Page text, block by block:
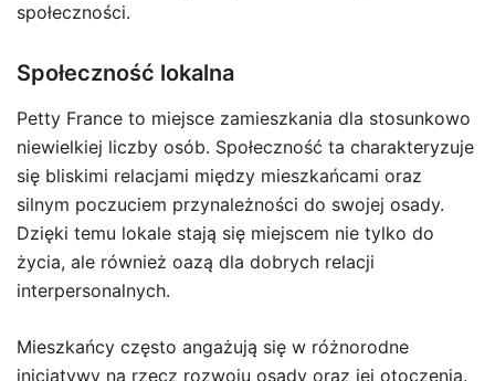
społeczności.
Społeczność lokalna
Petty France to miejsce zamieszkania dla stosunkowo
niewielkiej liczby osób. Społeczność ta charakteryzuje
się bliskimi relacjami między mieszkańcami oraz
silnym poczuciem przynależności do swojej osady.
Dzięki temu lokale stają się miejscem nie tylko do
życia, ale również oazą dla dobrych relacji
interpersonalnych.
Mieszkańcy często angażują się w różnorodne
inicjatywy na rzecz rozwoju osady oraz jej otoczenia.